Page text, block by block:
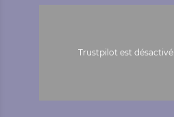
Trustpilot est désactivé.